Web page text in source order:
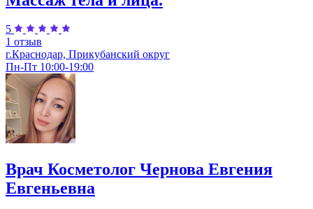
5
1 отзыв
г.Краснодар, Прикубанский округ
Пн-Пт 10:00-19:00
Врач Косметолог Чернова Евгения
Евгеньевна